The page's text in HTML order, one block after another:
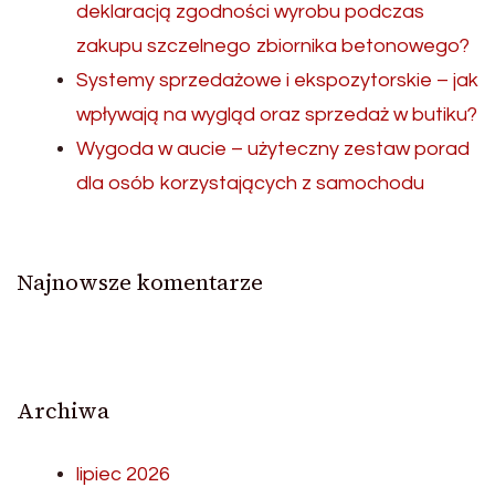
deklaracją zgodności wyrobu podczas
zakupu szczelnego zbiornika betonowego?
Systemy sprzedażowe i ekspozytorskie – jak
wpływają na wygląd oraz sprzedaż w butiku?
Wygoda w aucie – użyteczny zestaw porad
dla osób korzystających z samochodu
Najnowsze komentarze
Archiwa
lipiec 2026